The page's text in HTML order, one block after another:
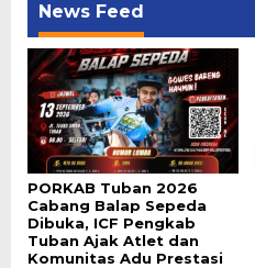
News Feed
PORKAB Tuban 2026
Cabang Balap Sepeda
Dibuka, ICF Pengkab
Tuban Ajak Atlet dan
Komunitas Adu Prestasi